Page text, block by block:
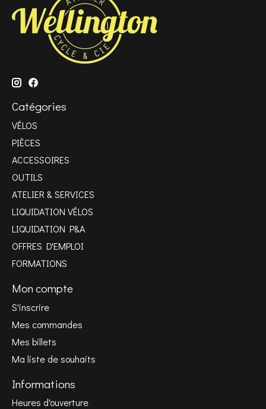
Catégories
VÉLOS
PIÈCES
ACCESSOIRES
OUTILS
ATELIER & SERVICES
LIQUIDATION VÉLOS
LIQUIDATION P&A
OFFRES D'EMPLOI
FORMATIONS
Mon compte
S'inscrire
Mes commandes
Mes billets
Ma liste de souhaits
Informations
Heures d'ouverture